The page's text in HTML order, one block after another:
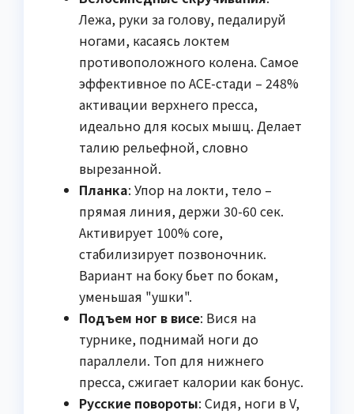
Лежа, руки за голову, педалируй
ногами, касаясь локтем
противоположного колена. Самое
эффективное по ACE-стади – 248%
активации верхнего пресса,
идеально для косых мышц. Делает
талию рельефной, словно
вырезанной.
Планка: Упор на локти, тело –
прямая линия, держи 30-60 сек.
Активирует 100% core,
стабилизирует позвоночник.
Вариант на боку бьет по бокам,
уменьшая "ушки".
Подъем ног в висе: Вися на
турнике, поднимай ноги до
параллели. Топ для нижнего
пресса, сжигает калории как бонус.
Русские повороты: Сидя, ноги в V,